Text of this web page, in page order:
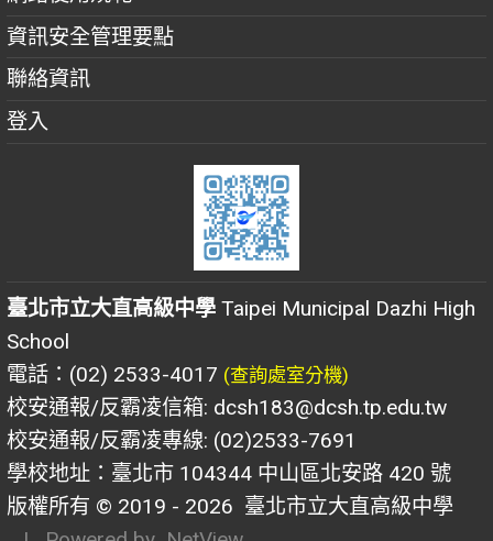
資訊安全管理要點
聯絡資訊
登入
臺北市立大直高級中學 Taipei Municipal Dazhi High
School
電話：(02) 2533-4017 (查詢處室分機)
校安通報/反霸凌信箱: dcsh183@dcsh.tp.edu.tw
校安通報/反霸凌專線: (02)2533-7691
學校地址：臺北市 104344 中山區北安路 420 號
版權所有 © 2019 - 2026 臺北市立大直高級中學